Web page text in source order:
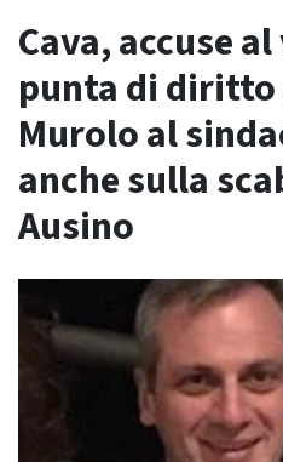
Cava, accuse
punta di diritto
Murolo al
anche sulla
Ausino